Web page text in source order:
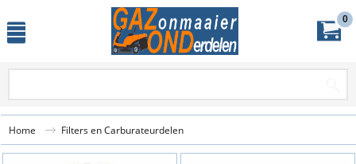
0
Home Filters en Carburateurdelen